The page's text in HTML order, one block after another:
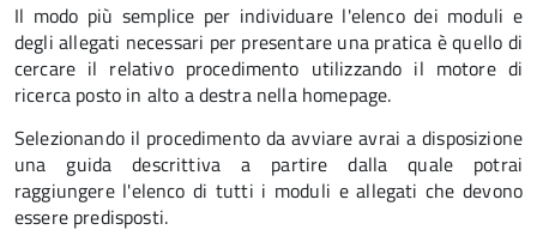
Il modo più semplice per individuare l'elenco dei moduli e
degli allegati necessari per presentare una pratica è quello di
cercare il relativo procedimento utilizzando il motore di
ricerca posto in alto a destra nella homepage.
Selezionando il procedimento da avviare avrai a disposizione
una guida descrittiva a partire dalla quale potrai
raggiungere l'elenco di tutti i moduli e allegati che devono
essere predisposti.